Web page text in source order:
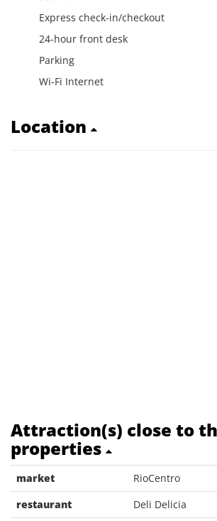
Express check-in/checkout
24-hour front desk
Parking
Wi-Fi Internet
Location
Attraction(s) close to
properties
market RioCentro
restaurant
Deli Delicia